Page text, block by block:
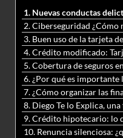
1. Nuevas conductas
2. Ciberseguridad ¿Cómo
3. Buen uso de la tarjeta
4. Crédito modificado:
5. Cobertura de seguros
6. ¿Por qué es importante
7. ¿Cómo organizar las
10. Renuncia silenciosa: